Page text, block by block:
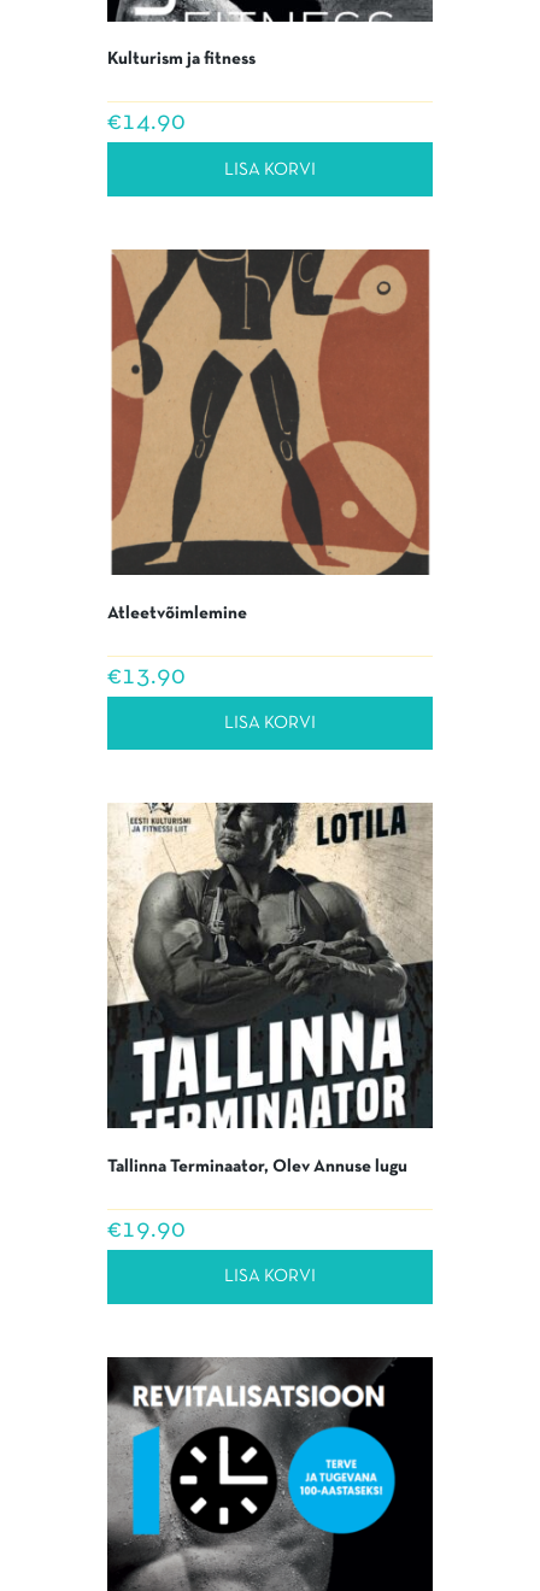
Kulturism ja fitness
€14.90
LISA KORVI
Atleetvõimlemine
€13.90
LISA KORVI
Tallinna Terminaator, Olev Annuse lugu
€19.90
LISA KORVI